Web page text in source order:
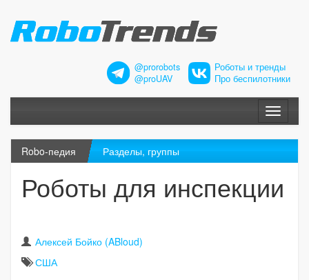
@prorobots
@proUAV
Роботы и тренды
Про беспилотники
Меню
Robo-педия Разделы, группы
Роботы для инспекции
Алексей Бойко (ABloud)
США